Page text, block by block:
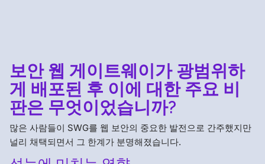
보안 웹 게이트웨이가 광범위하
게 배포된 후 이에 대한 주요 비
판은 무엇이었습니까?
많은 사람들이 SWG를 웹 보안의 중요한 발전으로 간주했지만
널리 채택되면서 그 한계가 분명해졌습니다.